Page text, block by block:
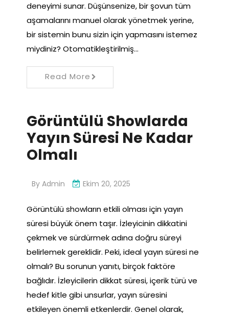
deneyimi sunar. Düşünsenize, bir şovun tüm
aşamalarını manuel olarak yönetmek yerine,
bir sistemin bunu sizin için yapmasını istemez
miydiniz? Otomatikleştirilmiş…
Read More
Görüntülü Showlarda
Yayın Süresi Ne Kadar
Olmalı
By Admin Ekim 20, 2025
Görüntülü showların etkili olması için yayın
süresi büyük önem taşır. İzleyicinin dikkatini
çekmek ve sürdürmek adına doğru süreyi
belirlemek gereklidir. Peki, ideal yayın süresi ne
olmalı? Bu sorunun yanıtı, birçok faktöre
bağlıdır. İzleyicilerin dikkat süresi, içerik türü ve
hedef kitle gibi unsurlar, yayın süresini
etkileyen önemli etkenlerdir. Genel olarak,